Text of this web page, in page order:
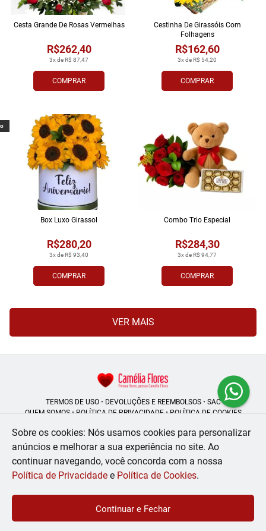
COMPRAR
3x de R$ 87,47
R$262,40
Cesta Grande De Rosas Vermelhas
COMPRAR
3x de R$ 54,20
R$162,60
Cestinha De Girassóis Com
Folhagens
COMPRAR
3x de R$ 93,40
R$280,20
Box Luxo Girassol
COMPRAR
3x de R$ 94,77
R$284,30
Combo Trio Especial
VER MAIS
TERMOS DE USO• DEVOLUÇÕES E REEMBOLSOS• SAC
QUEM SOMOS• POLÍTICA DE PRIVACIDADE• POLÍTICA DE COOKIES
Camélia Flores | CNPJ: 08.250.956/0001-53
Rua do Rosário - 164, Centro - Rio de Janeiro - RJ - 20041-002
© 2024-2026 - Todos os direitos reservados - Desenvolvido por
Sobre os cookies: Nós usamos cookies para personalizar
anúncios e melhorar a sua experiência no site. Ao
continuar navegando, você concorda com a nossa
Política de Privacidade e Política de Cookies.
Continuar e Fechar